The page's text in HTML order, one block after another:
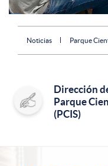
Noticias Parque
Dirección
Parque
(PCIS)